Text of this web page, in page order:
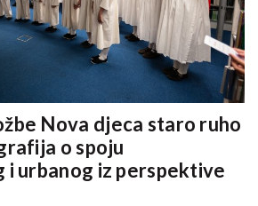
Nova djeca staro ruho
o spoju
i urbanog iz perspektive